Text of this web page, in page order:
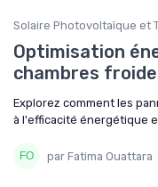
Solaire Photovoltaïque et
Optimisation
chambres
Explorez comment les
à l'efficacité énergétique
par Fatima Ouattara